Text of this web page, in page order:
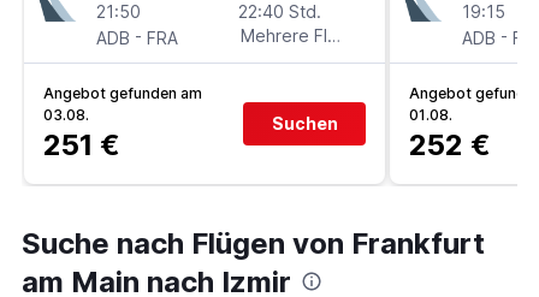
21:50
ADB - FRA
22:40 Std.
Mehrere Fluglinien
Angebot gefunden am
03.08.
251 €
Suchen
19:15
ADB -
Angebot
01.08.
252 €
Suche nach Flügen von Frankfurt
am Main nach Izmir